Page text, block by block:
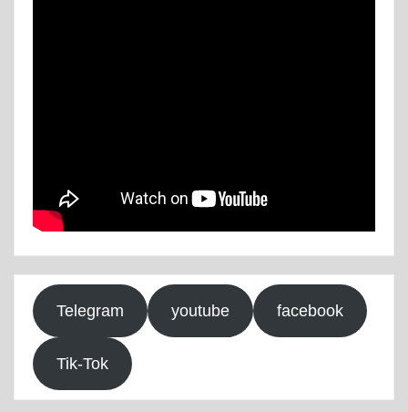
Telegram youtube facebook
Tik-Tok